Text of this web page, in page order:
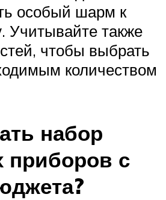
особый шарм к
Учитывайте также
чтобы выбрать
количеством
набор
приборов с